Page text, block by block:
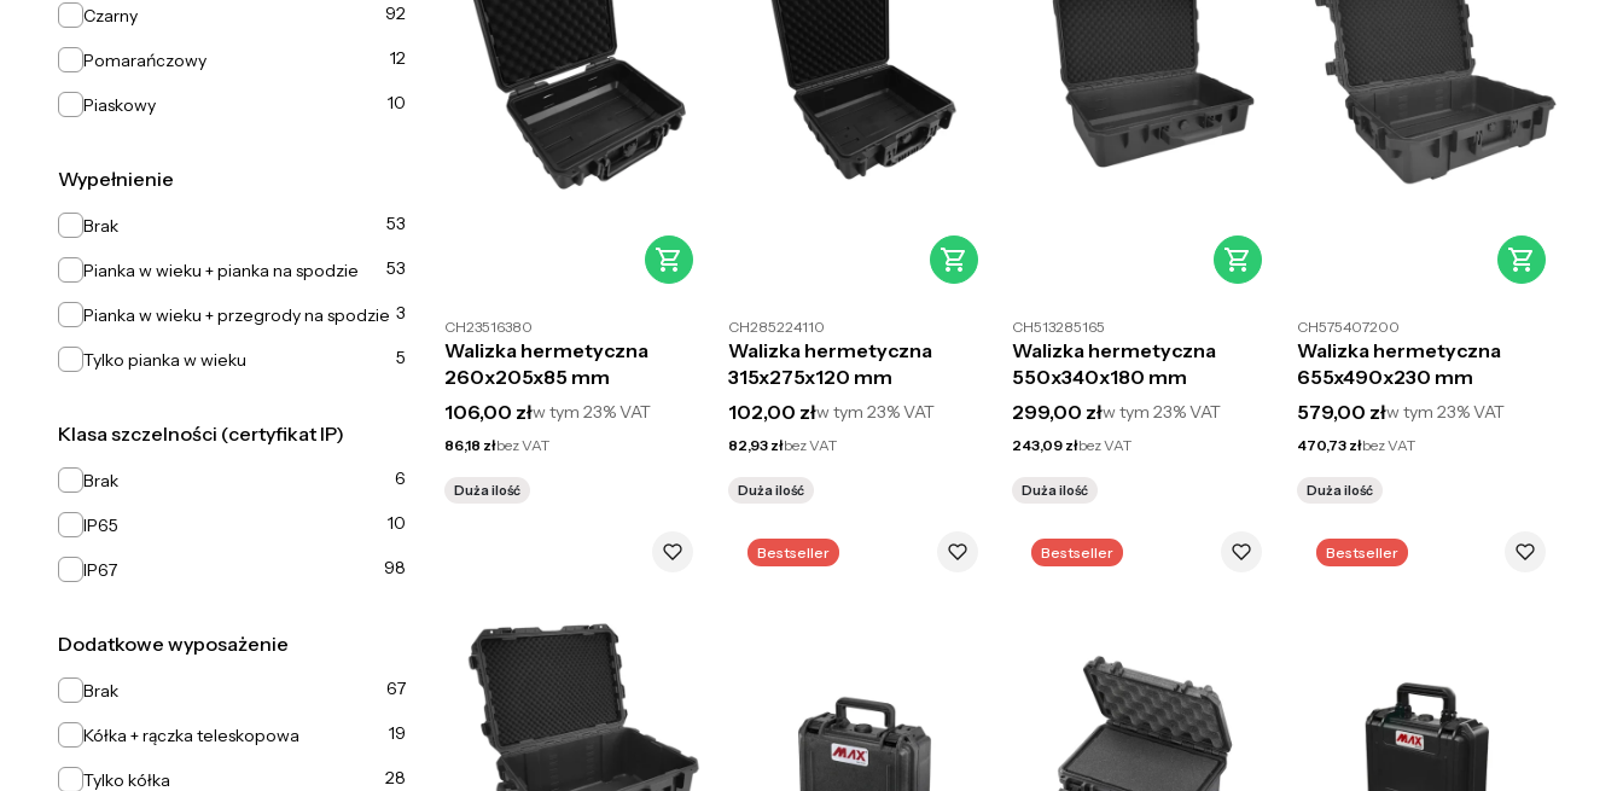
KolorCzarny 92
Pomarańczowy 12
Piaskowy 10
Wypełnienie
Wypełnienie
Brak 53
Pianka w wieku + pianka na spodzie 53
Pianka w wieku + przegrody na spodzie 3
Tylko pianka w wieku 5
Klasa szczelności (certyfikat IP)
Klasa szczelności (certyfikat IP)
Brak 6
IP65 10
IP67 98
Dodatkowe wyposażenie
Dodatkowe wyposażenie
Brak 67
Kółka + rączka teleskopowa 19
Tylko kółka 28
CH23516380
Walizka hermetyczna
260x205x85 mm
Cena brutto
106,00 złw tym 23%VAT
Cena netto
86,18 złbez VAT
Duża ilość
CH285224110
Walizka hermetyczna
315x275x120 mm
Cena brutto
102,00 złw tym23%VAT
Cena netto
82,93 złbez VAT
Duża ilość
CH513285165
Walizka hermetyczna
550x340x180 mm
Cena brutto
299,00 złw tym23%VAT
Cena netto
243,09 złbez VAT
Duża ilość
CH575407200
Walizka hermetyczna
655x490x230 mm
Cena brutto
579,00 złw tym 23%VAT
Cena netto
470,73 złbez VAT
Duża ilość
Bestseller Bestseller Bestseller